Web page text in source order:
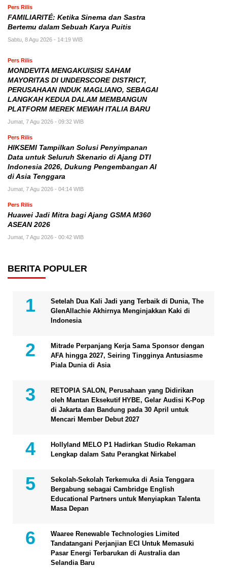
Pers Rilis
FAMILIARITÉ: Ketika Sinema dan Sastra
Bertemu dalam Sebuah Karya Puitis
Sabtu, 8 Agu 2026 - 14:19 WIB
Pers Rilis
MONDEVITA MENGAKUISISI SAHAM
MAYORITAS DI UNDERSCORE DISTRICT,
PERUSAHAAN INDUK MAGLIANO, SEBAGAI
LANGKAH KEDUA DALAM MEMBANGUN
PLATFORM MEREK MEWAH ITALIA BARU
Jumat, 7 Agu 2026 - 09:32 WIB
Pers Rilis
HIKSEMI Tampilkan Solusi Penyimpanan
Data untuk Seluruh Skenario di Ajang DTI
Indonesia 2026, Dukung Pengembangan AI
di Asia Tenggara
Jumat, 7 Agu 2026 - 04:14 WIB
Pers Rilis
Huawei Jadi Mitra bagi Ajang GSMA M360
ASEAN 2026
Jumat, 7 Agu 2026 - 00:42 WIB
BERITA POPULER
Setelah Dua Kali Jadi yang Terbaik di Dunia, The
GlenAllachie Akhirnya Menginjakkan Kaki di
Indonesia
Mitrade Perpanjang Kerja Sama Sponsor dengan
AFA hingga 2027, Seiring Tingginya Antusiasme
Piala Dunia di Asia
RETOPIA SALON, Perusahaan yang Didirikan
oleh Mantan Eksekutif HYBE, Gelar Audisi K-Pop
di Jakarta dan Bandung pada 30 April untuk
Mencari Member Debut 2027
Hollyland MELO P1 Hadirkan Studio Rekaman
Lengkap dalam Satu Perangkat Nirkabel
Sekolah-Sekolah Terkemuka di Asia Tenggara
Bergabung sebagai Cambridge English
Educational Partners untuk Menyiapkan Talenta
Masa Depan
Waaree Renewable Technologies Limited
Tandatangani Perjanjian ECI Untuk Memasuki
Pasar Energi Terbarukan di Australia dan
Selandia Baru